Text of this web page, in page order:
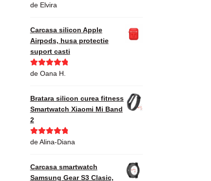
Evaluat la
de Elvira
Carcasa silicon Apple
Airpods, husa protectie
suport casti
Evaluat la5
de Oana H.
Bratara silicon curea fitness
Smartwatch Xiaomi Mi Band
2
Evaluat la5
de Alina-Diana
Carcasa smartwatch
Samsung Gear S3 Clasic,